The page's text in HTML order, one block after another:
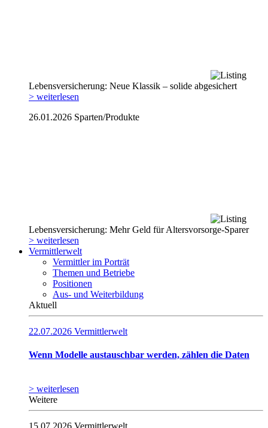
Lebensversicherung: Neue Klassik – solide abgesichert
> weiterlesen
26.01.2026 Sparten/Produkte
Lebensversicherung: Mehr Geld für Altersvorsorge-Sparer
> weiterlesen
Vermittlerwelt
Vermittler im Porträt
Themen und Betriebe
Positionen
Aus- und Weiterbildung
Aktuell
22.07.2026 Vermittlerwelt
Wenn Modelle austauschbar werden, zählen die Daten
> weiterlesen
Weitere